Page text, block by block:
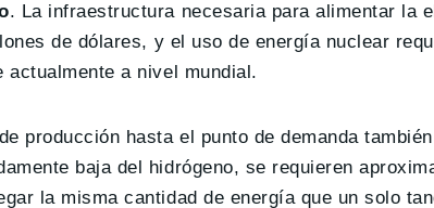
. La infraestructura necesaria para alimentar la
de dólares, y el uso de energía nuclear
a nivel mundial.
producción hasta el punto de demanda
baja del hidrógeno, se requieren
la misma cantidad de energía que un solo